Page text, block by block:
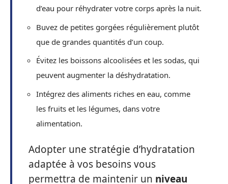
d’eau pour réhydrater votre corps après la nuit.
Buvez de petites gorgées régulièrement plutôt
que de grandes quantités d’un coup.
Évitez les boissons alcoolisées et les sodas, qui
peuvent augmenter la déshydratation.
Intégrez des aliments riches en eau, comme
les fruits et les légumes, dans votre
alimentation.
Adopter une stratégie d’hydratation
adaptée à vos besoins vous
permettra de maintenir un niveau